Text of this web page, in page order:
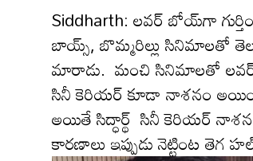
Siddharth: ల‌వ‌ర్ బోయ్‌గా
బాయ్స్, బొమ్మ‌రిల్లు సినిమాల‌తో
మారాడు. మంచి సినిమాలతో లవర్
సినీ కెరియ‌ర్ కూడా నాశ‌నం
అయితే సిద్ధార్థ్ సినీ కెరియర్
కారణాలు ఇప్పుడు నెట్టింట తెగ